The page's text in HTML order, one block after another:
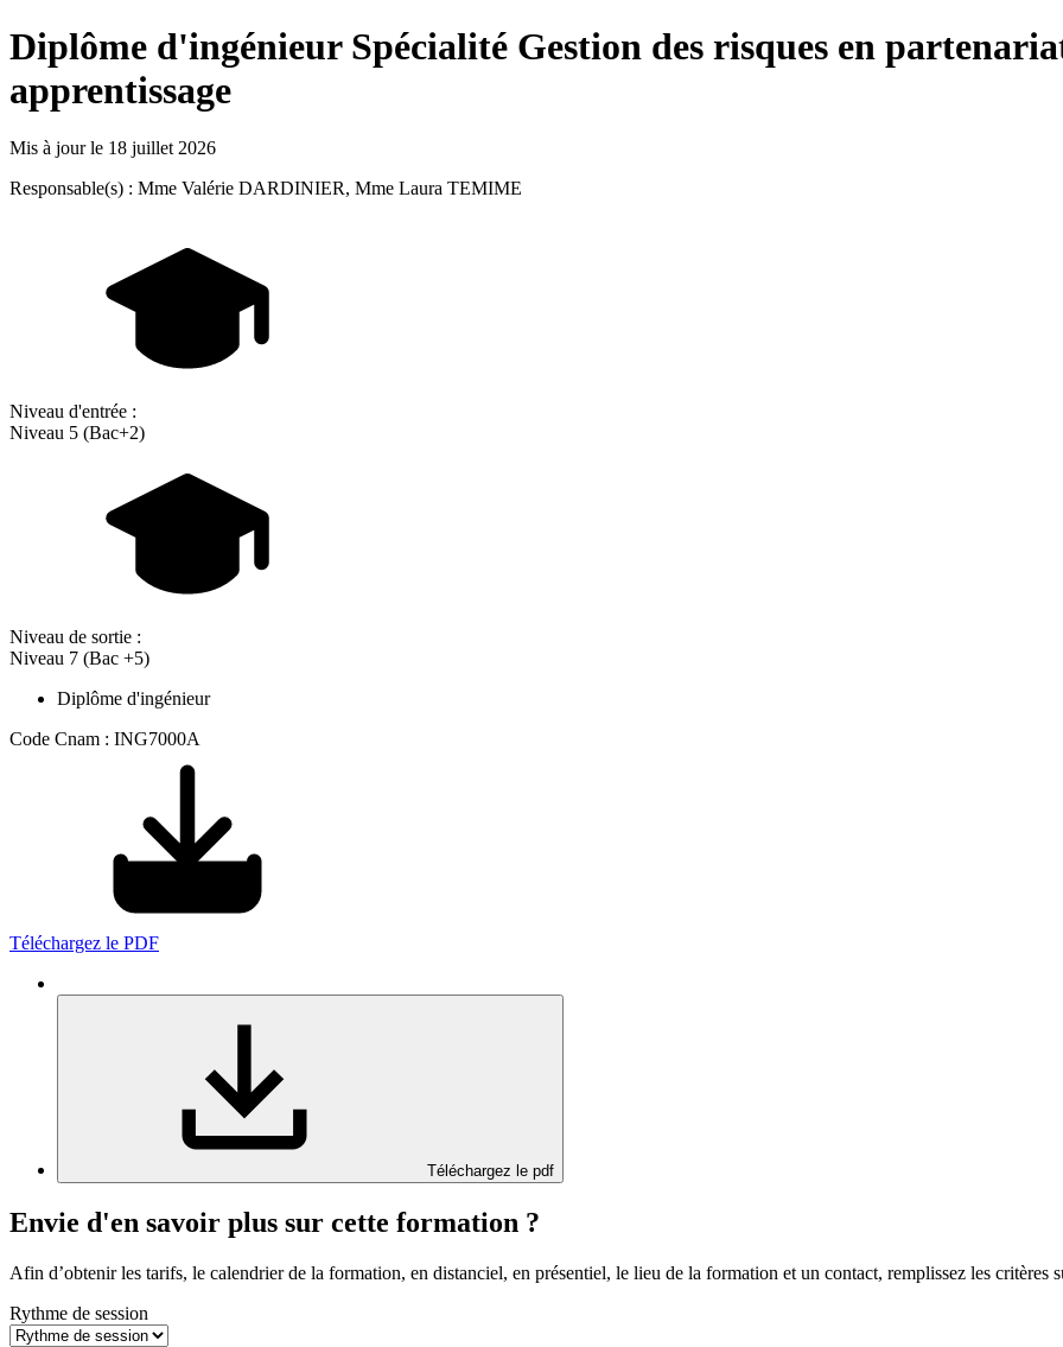
Diplôme d'ingénieur Spécialité Gestion des risques en
apprentissage
Mis à jour le 18 juillet 2026
Responsable(s) : Mme Valérie DARDINIER, Mme Laura TEMIME
Niveau d'entrée :
Niveau 5 (Bac+2)
Niveau de sortie :
Niveau 7 (Bac +5)
Diplôme d'ingénieur
Code Cnam : ING7000A
Téléchargez le PDF
Téléchargez le pdf
Envie d'en savoir plus sur cette formation ?
Afin d’obtenir les tarifs, le calendrier de la formation, en distanciel, en présentiel, le lieu de la formation et un contact, remplissez les critères
Rythme de session